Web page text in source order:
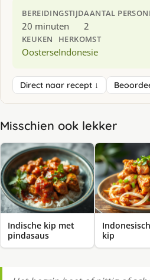
BEREIDINGSTIJD
20 minuten
AANTAL
2
KEUKEN
Oosterse
HERKOMST
Indonesie
Direct naar recept ↓
Misschien ook lekker
Indische kip met
pindasaus
kip